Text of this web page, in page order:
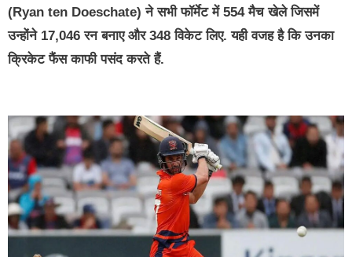
(Ryan ten Doeschate) ने सभी फॉर्मेट में 554 मैच खेले जिसमें
उन्होंने 17,046 रन बनाए और 348 विकेट लिए. यही वजह है कि उनका
क्रिकेट फैंस काफी पसंद करते हैं.